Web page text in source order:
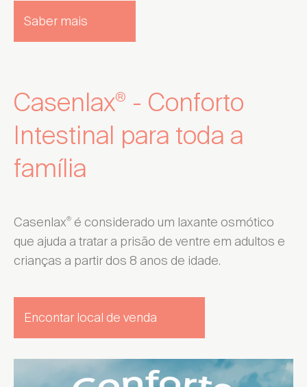
Saber mais
Casenlax® - Conforto
Intestinal para toda a
família
Casenlax® é considerado um laxante osmótico
que ajuda a tratar a prisão de ventre em adultos e
crianças a partir dos 8 anos de idade.
Encontar local de venda